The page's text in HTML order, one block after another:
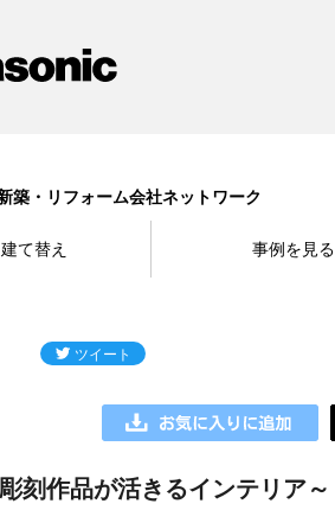
築・リフォーム会社ネットワーク
て替え 事例を見る
刻作品が活きるインテリア～